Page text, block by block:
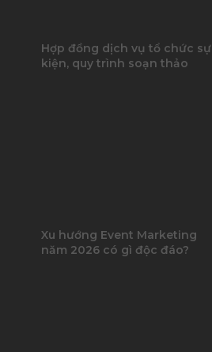
Hợp đồng dịch vụ tổ chức sự
kiện, quy trình soạn thảo
Xu hướng Event Marketing
năm 2026 có gì độc đáo?